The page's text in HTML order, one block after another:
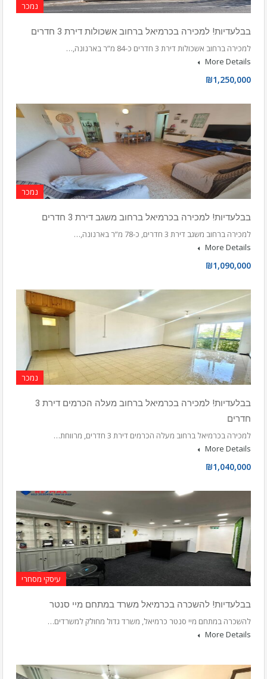
נמכר
בבלעדיות! למכירה בכרמיאל ברחוב אשכולות דירת 3 חדרים
למכירה ברחוב אשכולות דירת 3 חדרים כ-84 מ”ר בארנונה,…
More Details
₪1,250,000
נמכר
בבלעדיות! למכירה בכרמיאל ברחוב משגב דירת 3 חדרים
למכירה ברחוב משגב דירת 3 חדרים, כ-78 מ”ר בארנונה,…
More Details
₪1,090,000
נמכר
בבלעדיות! למכירה בכרמיאל ברחוב מעלה הכרמים דירת 3
חדרים
למכירה בכרמיאל ברחוב מעלה הכרמים דירת 3 חדרים, מרווחת…
More Details
₪1,040,000
עיסקי מסחרי
בבלעדיות! להשכרה בכרמיאל משרד במתחם מיי סנטר
להשכרה במתחם מיי סנטר כרמיאל, משרד גדול מחולק למשרדים…
More Details